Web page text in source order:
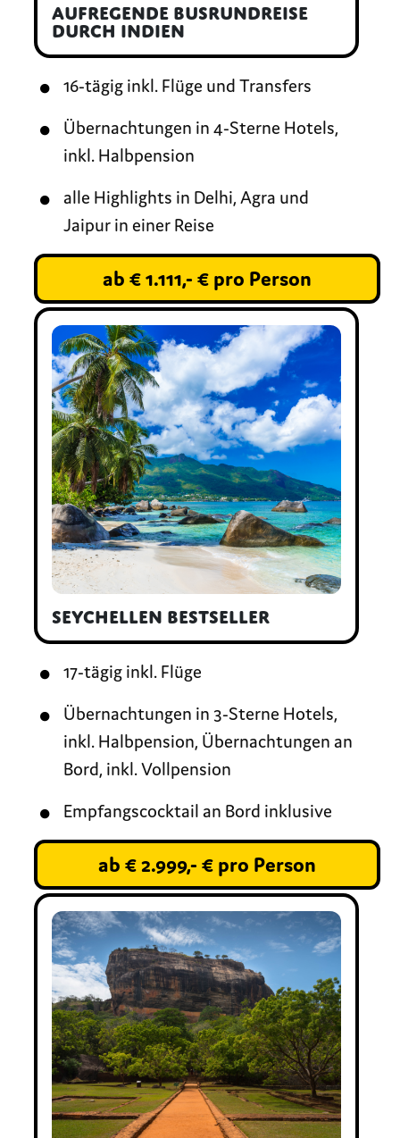
Aufregende Busrundreise
durch Indien
16-tägig inkl. Flüge und Transfers
Übernachtungen in 4-Sterne Hotels,
inkl. Halbpension
alle Highlights in Delhi, Agra und
Jaipur in einer Reise
ab € 1.111,- € pro Person
Seychellen Bestseller
17-tägig inkl. Flüge
Übernachtungen in 3-Sterne Hotels,
inkl. Halbpension, Übernachtungen an
Bord, inkl. Vollpension
Empfangscocktail an Bord inklusive
ab € 2.999,- € pro Person